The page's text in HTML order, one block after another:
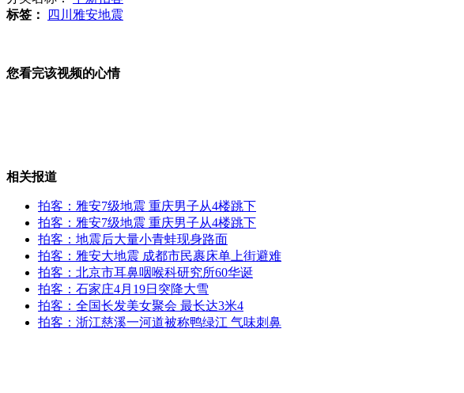
实拍雅安天全学生震后帐篷外挑灯学习
民工祈福雅安快哭了 催泪
标签：
四川雅安地震
您看完该视频的心情
相关报道
拍客：雅安7级地震 重庆男子从4楼跳下
拍客：雅安7级地震 重庆男子从4楼跳下
拍客：地震后大量小青蛙现身路面
拍客：雅安大地震 成都市民裹床单上街避难
拍客：北京市耳鼻咽喉科研究所60华诞
拍客：石家庄4月19日突降大雪
拍客：全国长发美女聚会 最长达3米4
拍客：浙江慈溪一河道被称鸭绿江 气味刺鼻